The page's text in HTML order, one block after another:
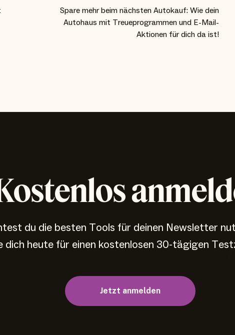
Spare mehr beim nächsten Autokauf: Wie dein
Autohaus mit Treueprogrammen und E-Mail-
Aktionen für dich da ist!
du die besten Tools für deinen Newsletter
dich heute für einen kostenlosen 30-tägigen
Jetzt anmelden